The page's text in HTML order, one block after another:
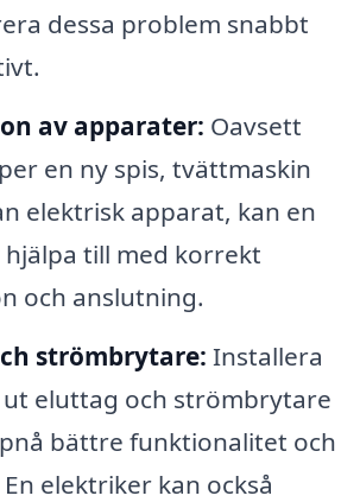
dessa problem snabbt
av apparater: Oavsett
en ny spis, tvättmaskin
elektrisk apparat, kan en
till med korrekt
och anslutning.
strömbrytare: Installera
eluttag och strömbrytare
bättre funktionalitet och
elektriker kan också